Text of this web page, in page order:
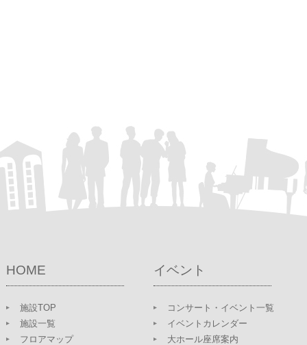
HOME
施設TOP
施設一覧
フロアマップ
イベント
コンサート・イベント一覧
イベントカレンダー
大ホール座席案内